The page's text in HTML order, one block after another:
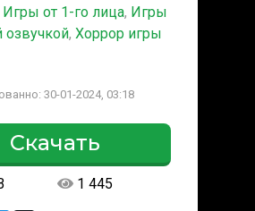
Игры от 1-го лица, Игры
озвучкой, Хоррор игры
30-01-2024, 03:18
Скачать
1 445